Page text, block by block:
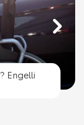
Engelli
Engelli